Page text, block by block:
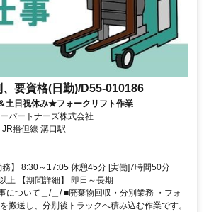
要資格(日勤)/D55-010186
土日祝休み★フォークリフト作業
パートナーズ株式会社
播但線 溝口駅
】 8:30～17:05 休憩45分 [実働]7時間50分
上 【期間詳細】 即日～長期
について＿/＿/ ■廃棄物回収・分別業務 ・フォ
搬送し、分別後トラックへ積み込む作業です。